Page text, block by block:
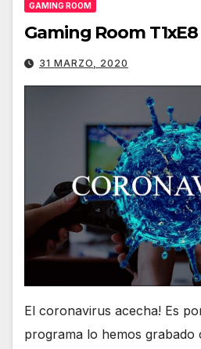
GAMING ROOM
Gaming Room T1xE8
31 MARZO, 2020
El coronavirus acecha! Es
programa lo hemos grabado